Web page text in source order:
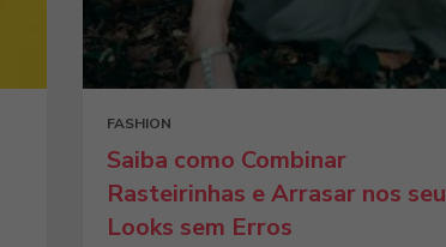
FASHION
Saiba como Combinar
Rasteirinhas e Arrasar nos
Looks sem Erros